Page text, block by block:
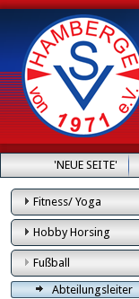
'NEUE SEITE'
Fitness/ Yoga
Hobby Horsing
Fußball
Abteilungsleiter